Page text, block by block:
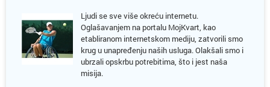
Ljudi se sve više okreću internetu.
Oglašavanjem na portalu MojKvart, kao
etabliranom internetskom mediju, zatvorili smo
krug u unapređenju naših usluga. Olakšali smo i
ubrzali opskrbu potrebitima, što i jest naša
misija.